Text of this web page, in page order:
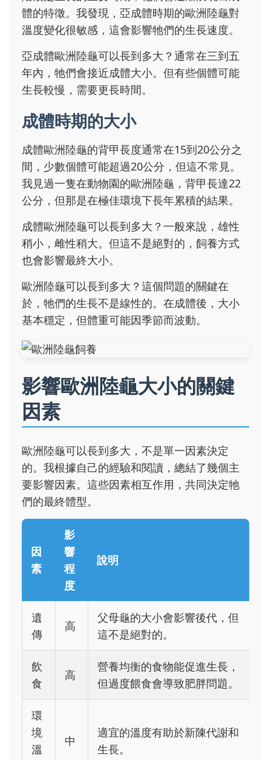
體的特徵。我發現，亞成體時期的歐洲陸龜對
溫度變化很敏感，這會影響牠們的生長速度。
亞成體歐洲陸龜可以長到多大？通常在三到五
年內，牠們會接近成體大小。但有些個體可能
生長較慢，需要更長時間。
成體時期的大小
成體歐洲陸龜的背甲長度通常在15到20公分之
間，少數個體可能超過20公分，但這不常見。
我見過一隻在動物園的歐洲陸龜，背甲長達22
公分，但那是在極佳環境下長年累積的結果。
成體歐洲陸龜可以長到多大？一般來說，雄性
稍小，雌性稍大。但這不是絕對的，飼養方式
也會影響最終大小。
歐洲陸龜可以長到多大？這個問題的關鍵在
於，牠們的生長不是線性的。在成體後，大小
基本穩定，但體重可能因季節而波動。
影響歐洲陸龜大小的關鍵
因素
歐洲陸龜可以長到多大，不是單一因素決定
的。我根據自己的經驗和閱讀，總結了幾個主
要影響因素。這些因素相互作用，共同決定牠
們的最終體型。
因
素
影
響
程
度
說明
遺
傳
高
父母龜的大小會影響後代，但
這不是絕對的。
飲
食
高
營養均衡的食物能促進生長，
但過度餵食會導致肥胖問題。
環
境
溫
中
適宜的溫度有助於新陳代謝和
生長。